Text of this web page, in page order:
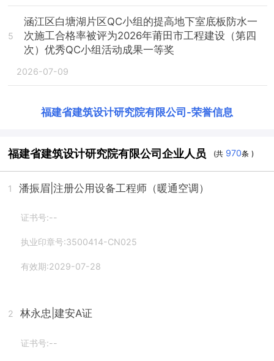
5
涵江区白塘湖片区QC小组的提高地下室底板防水一
次施工合格率被评为2026年莆田市工程建设（第四
次）优秀QC小组活动成果一等奖
2026-07-09
福建省建筑设计研究院有限公司 -荣誉信息
福建省建筑设计研究院有限公司企业人员 (共 970条 )
1 潘振眉 |注册公用设备工程师（暖通空调）
证书号:--
执业印章号:3500414-CN025
有效期:2029-07-28
2 林永忠 |建安A证
证书号:--